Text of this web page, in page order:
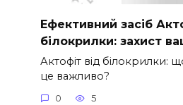
Ефективний засіб
білокрилки: захист
Актофіт від білокрилки:
це важливо?
0 5